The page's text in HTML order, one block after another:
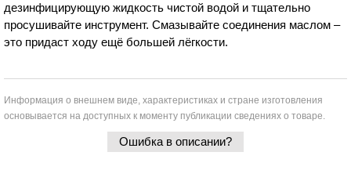
дезинфицирующую жидкость чистой водой и тщательно
просушивайте инструмент. Смазывайте соединения маслом –
это придаст ходу ещё большей лёгкости.
Информация о внешнем виде, характеристиках и стране изготовления
основывается на доступных к моменту публикации сведениях о товаре.
Ошибка в описании?